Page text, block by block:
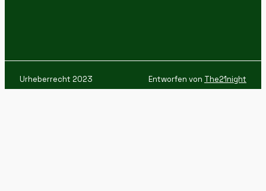
Urheberrecht 2023 Entworfen von The21night